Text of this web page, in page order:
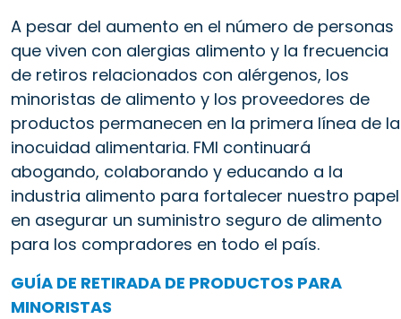
A pesar del aumento en el número de personas
que viven con alergias alimento y la frecuencia
de retiros relacionados con alérgenos, los
minoristas de alimento y los proveedores de
productos permanecen en la primera línea de la
inocuidad alimentaria. FMI continuará
abogando, colaborando y educando a la
industria alimento para fortalecer nuestro papel
en asegurar un suministro seguro de alimento
para los compradores en todo el país.
GUÍA DE RETIRADA DE PRODUCTOS PARA
MINORISTAS